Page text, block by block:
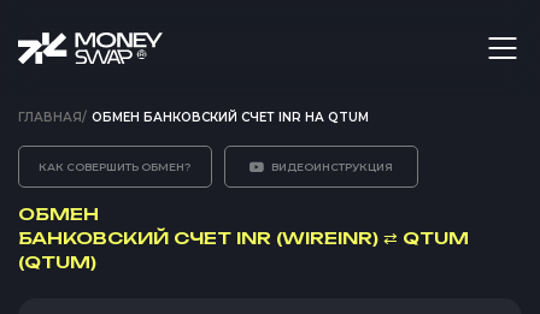
ГЛАВНАЯ/ ОБМЕН БАНКОВСКИЙ СЧЕТ INR НА QTUM
КАК СОВЕРШИТЬ ОБМЕН? ВИДЕОИНСТРУКЦИЯ
ОБМЕН
БАНКОВСКИЙ СЧЕТ INR (WIREINR) ⇄ QTUM
(QTUM)